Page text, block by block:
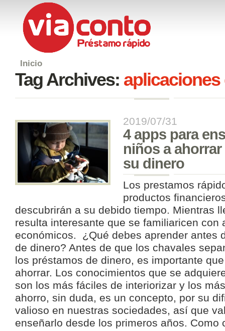
Inicio
Tag Archives: aplicaciones
2019/07/31
4 apps para
niños a
su dinero
Los prestamos
productos
descubrirán a su debido tiempo. Mientras
resulta interesante que se familiaricen con
económicos. ¿Qué debes aprender antes
de dinero? Antes de que los chavales
los préstamos de dinero, es importante
ahorrar. Los conocimientos que se
son los más fáciles de interiorizar y los
ahorro, sin duda, es un concepto, por su
valioso en nuestras sociedades, así que
enseñarlo desde los primeros años. Como